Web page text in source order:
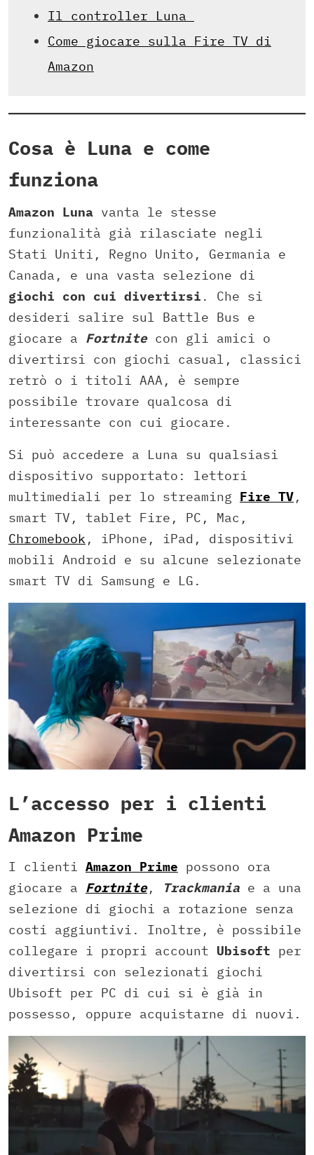
Il controller Luna
Come giocare sulla Fire TV di
Amazon
Cosa è Luna e come
funziona
Amazon Luna vanta le stesse
funzionalità già rilasciate negli
Stati Uniti, Regno Unito, Germania e
Canada, e una vasta selezione di
giochi con cui divertirsi . Che si
desideri salire sul Battle Bus e
giocare a Fortnitecon gli amici o
divertirsi con giochi casual, classici
retrò o i titoli AAA, è sempre
possibile trovare qualcosa di
interessante con cui giocare.
Si può accedere a Luna su qualsiasi
dispositivo supportato: lettori
multimediali per lo streaming Fire TV,
smart TV, tablet Fire, PC, Mac,
Chromebook , iPhone, iPad, dispositivi
mobili Android e su alcune selezionate
smart TV di Samsung e LG.
L’accesso per i clienti
Amazon Prime
I clienti Amazon Prime possono ora
giocare a Fortnite, Trackmania e a una
selezione di giochi a rotazione senza
costi aggiuntivi. Inoltre, è possibile
collegare i propri account Ubisoft per
divertirsi con selezionati giochi
Ubisoft per PC di cui si è già in
possesso, oppure acquistarne di nuovi.